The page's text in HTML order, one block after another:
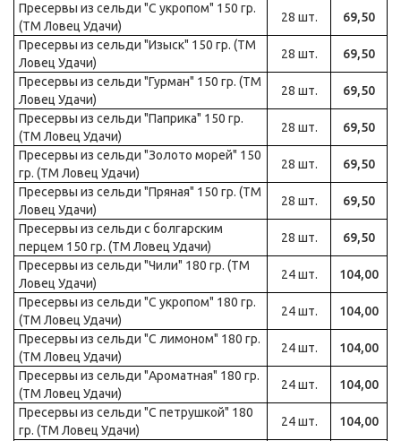
Пресервы из сельди "С укропом" 150 гр.
(ТМ Ловец Удачи)
28 шт.
69,50
Пресервы из сельди "Изыск" 150 гр. (ТМ
Ловец Удачи)
28 шт.
69,50
Пресервы из сельди "Гурман" 150 гр. (ТМ
Ловец Удачи)
28 шт.
69,50
Пресервы из сельди "Паприка" 150 гр.
(ТМ Ловец Удачи)
28 шт.
69,50
Пресервы из сельди "Золото морей" 150
гр. (ТМ Ловец Удачи)
28 шт.
69,50
Пресервы из сельди "Пряная" 150 гр. (ТМ
Ловец Удачи)
28 шт.
69,50
Пресервы из сельди с болгарским
перцем 150 гр. (ТМ Ловец Удачи)
28 шт.
69,50
Пресервы из сельди "Чили" 180 гр. (ТМ
Ловец Удачи)
24 шт.
104,00
Пресервы из сельди "С укропом" 180 гр.
(ТМ Ловец Удачи)
24 шт.
104,00
Пресервы из сельди "С лимоном" 180 гр.
(ТМ Ловец Удачи)
24 шт.
104,00
Пресервы из сельди "Ароматная" 180 гр.
(ТМ Ловец Удачи)
24 шт.
104,00
Пресервы из сельди "С петрушкой" 180
гр. (ТМ Ловец Удачи)
24 шт.
104,00